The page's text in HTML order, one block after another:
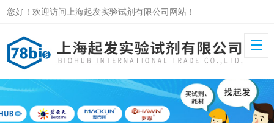
您好！欢迎访问上海起发实验试剂有限公司网站！